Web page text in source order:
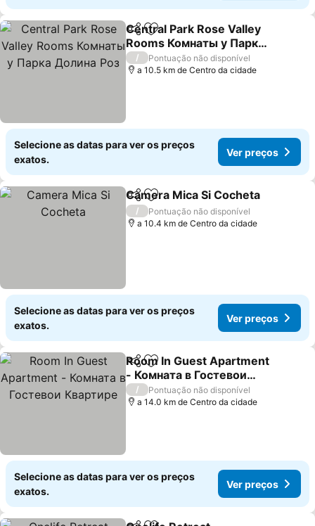
PartilharAdicionar aos favoritos
Central Park Rose Valley
Rooms Комнаты у Парка
Долина Роз
Ver preços
/
Pontuação não disponível
a 10.5 km de Centro da cidade
Selecione as datas para ver os preços
exatos.
Ver preços
PartilharAdicionar aos favoritos
Camera Mica Si Cocheta
/
Pontuação não disponível
a 10.4 km de Centro da cidade
Selecione as datas para ver os preços
exatos.
Ver preços
PartilharAdicionar aos favoritos
Room In Guest Apartment
- Комната в Гостевои
Квартире
Ver preços
/
Pontuação não disponível
a 14.0 km de Centro da cidade
Selecione as datas para ver os preços
exatos.
Ver preços